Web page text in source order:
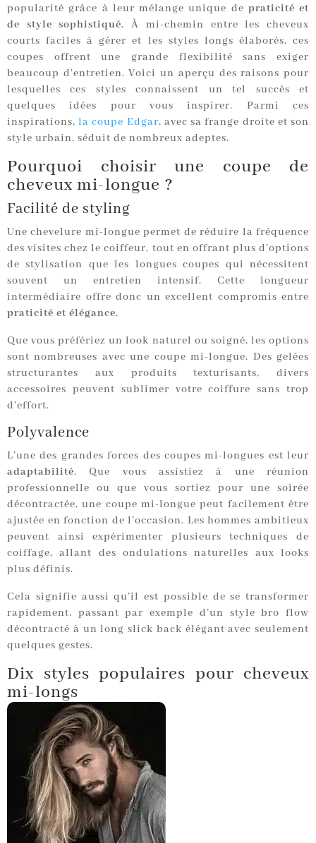
popularité grâce à leur mélange unique de praticité et
de style sophistiqué. À mi-chemin entre les cheveux
courts faciles à gérer et les styles longs élaborés, ces
coupes offrent une grande flexibilité sans exiger
beaucoup d’entretien. Voici un aperçu des raisons pour
lesquelles ces styles connaissent un tel succès et
quelques idées pour vous inspirer. Parmi ces
inspirations,la coupe Edgar, avec sa frange droite et son
style urbain, séduit de nombreux adeptes.
Pourquoi choisir une coupe de
cheveux mi-longue ?
Facilité de styling
Une chevelure mi-longue permet de réduire la fréquence
des visites chez le coiffeur, tout en offrant plus d’options
de stylisation que les longues coupes qui nécessitent
souvent un entretien intensif. Cette longueur
intermédiaire offre donc un excellent compromis entre
praticité et élégance.
Que vous préfériez un look naturel ou soigné, les options
sont nombreuses avec une coupe mi-longue. Des gelées
structurantes aux produits texturisants, divers
accessoires peuvent sublimer votre coiffure sans trop
d’effort.
Polyvalence
L’une des grandes forces des coupes mi-longues est leur
adaptabilité. Que vous assistiez à une réunion
professionnelle ou que vous sortiez pour une soirée
décontractée, une coupe mi-longue peut facilement être
ajustée en fonction de l’occasion. Les hommes ambitieux
peuvent ainsi expérimenter plusieurs techniques de
coiffage, allant des ondulations naturelles aux looks
plus définis.
Cela signifie aussi qu’il est possible de se transformer
rapidement, passant par exemple d’un style bro flow
décontracté à un long slick back élégant avec seulement
quelques gestes.
Dix styles populaires pour cheveux
mi-longs